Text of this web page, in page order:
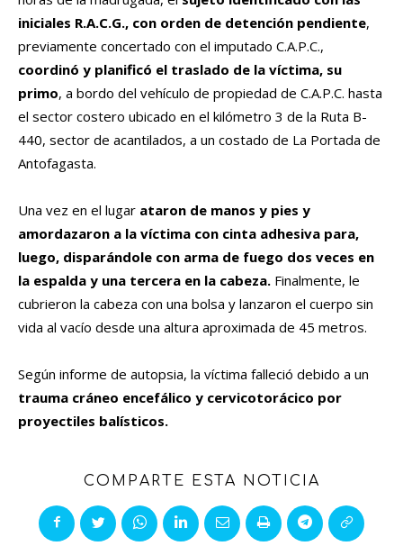
iniciales R.A.C.G., con orden de detención pendiente,
previamente concertado con el imputado C.A.P.C.,
coordinó y planificó el traslado de la víctima, su
primo, a bordo del vehículo de propiedad de C.A.P.C. hasta
el sector costero ubicado en el kilómetro 3 de la Ruta B-
440, sector de acantilados, a un costado de La Portada de
Antofagasta.
Una vez en el lugar ataron de manos y pies y
amordazaron a la víctima con cinta adhesiva para,
luego, disparándole con arma de fuego dos veces en
la espalda y una tercera en la cabeza. Finalmente, le
cubrieron la cabeza con una bolsa y lanzaron el cuerpo sin
vida al vacío desde una altura aproximada de 45 metros.
Según informe de autopsia, la víctima falleció debido a un
trauma cráneo encefálico y cervicotorácico por
proyectiles balísticos.
COMPARTE ESTA NOTICIA